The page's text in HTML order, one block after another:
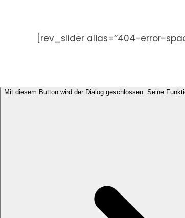
[rev_slider alias=“404-error-
Mit diesem Button wird der Dialog geschlossen. Seine